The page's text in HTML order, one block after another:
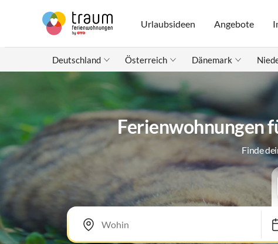
Urlaubsideen Angebote
Deutschland Österreich Dänemark
Ferienwohnungen
Finde